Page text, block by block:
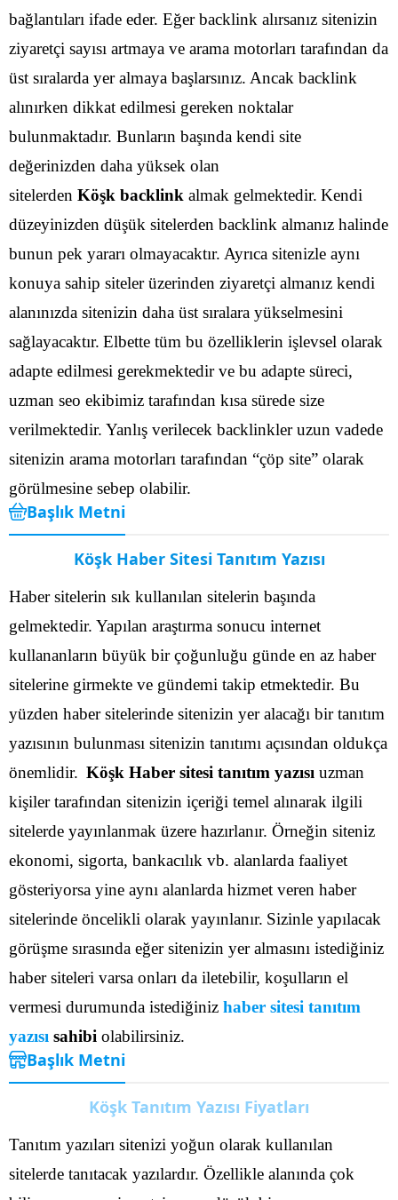
bağlantıları ifade eder. Eğer backlink alırsanız sitenizin
ziyaretçi sayısı artmaya ve arama motorları tarafından da
üst sıralarda yer almaya başlarsınız. Ancak backlink
alınırken dikkat edilmesi gereken noktalar
bulunmaktadır. Bunların başında kendi site
değerinizden daha yüksek olan
sitelerden Köşk backlink almak gelmektedir. Kendi
düzeyinizden düşük sitelerden backlink almanız halinde
bunun pek yararı olmayacaktır. Ayrıca sitenizle aynı
konuya sahip siteler üzerinden ziyaretçi almanız kendi
alanınızda sitenizin daha üst sıralara yükselmesini
sağlayacaktır. Elbette tüm bu özelliklerin işlevsel olarak
adapte edilmesi gerekmektedir ve bu adapte süreci,
uzman seo ekibimiz tarafından kısa sürede size
verilmektedir. Yanlış verilecek backlinkler uzun vadede
sitenizin arama motorları tarafından “çöp site” olarak
görülmesine sebep olabilir.
Başlık Metni
Köşk Haber Sitesi Tanıtım Yazısı
Haber sitelerin sık kullanılan sitelerin başında
gelmektedir. Yapılan araştırma sonucu internet
kullananların büyük bir çoğunluğu günde en az haber
sitelerine girmekte ve gündemi takip etmektedir. Bu
yüzden haber sitelerinde sitenizin yer alacağı bir tanıtım
yazısının bulunması sitenizin tanıtımı açısından oldukça
önemlidir. Köşk Haber sitesi tanıtım yazısı uzman
kişiler tarafından sitenizin içeriği temel alınarak ilgili
sitelerde yayınlanmak üzere hazırlanır. Örneğin siteniz
ekonomi, sigorta, bankacılık vb. alanlarda faaliyet
gösteriyorsa yine aynı alanlarda hizmet veren haber
sitelerinde öncelikli olarak yayınlanır. Sizinle yapılacak
görüşme sırasında eğer sitenizin yer almasını istediğiniz
haber siteleri varsa onları da iletebilir, koşulların el
vermesi durumunda istediğiniz haber sitesi tanıtım
yazısı sahibi olabilirsiniz.
Başlık Metni
Köşk Tanıtım Yazısı Fiyatları
Tanıtım yazıları sitenizi yoğun olarak kullanılan
sitelerde tanıtacak yazılardır. Özellikle alanında çok